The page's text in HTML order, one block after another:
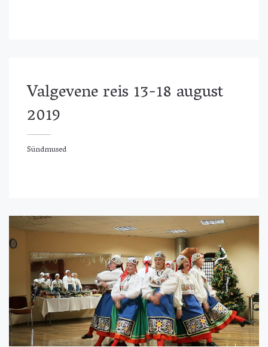
Valgevene reis 13-18 august
2019
Sündmused